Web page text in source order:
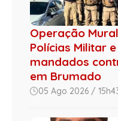
Operação
Polícias Militar
mandados
em Brumado
05 Ago 2026 /